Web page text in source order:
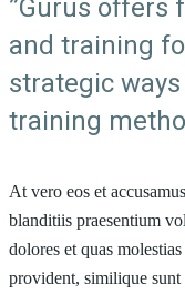
”Gurus offers
and training
strategic
training
At vero eos et
blanditiis praesentium
dolores et quas
provident, similique